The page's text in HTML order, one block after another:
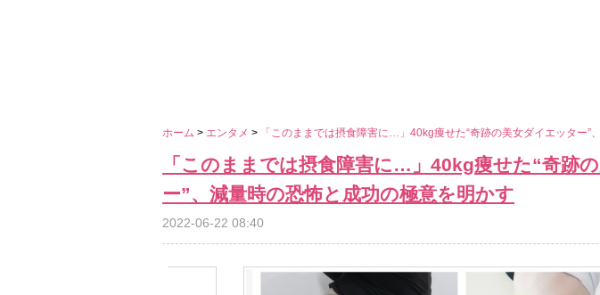
ホーム > エンタメ > 「このままでは摂食障害に…」40kg痩せた“奇跡の美女ダイエッター”
「このままでは摂食障害に…」40kg痩せた“奇跡
ー”、減量時の恐怖と成功の極意を明かす
2022-06-22 08:40